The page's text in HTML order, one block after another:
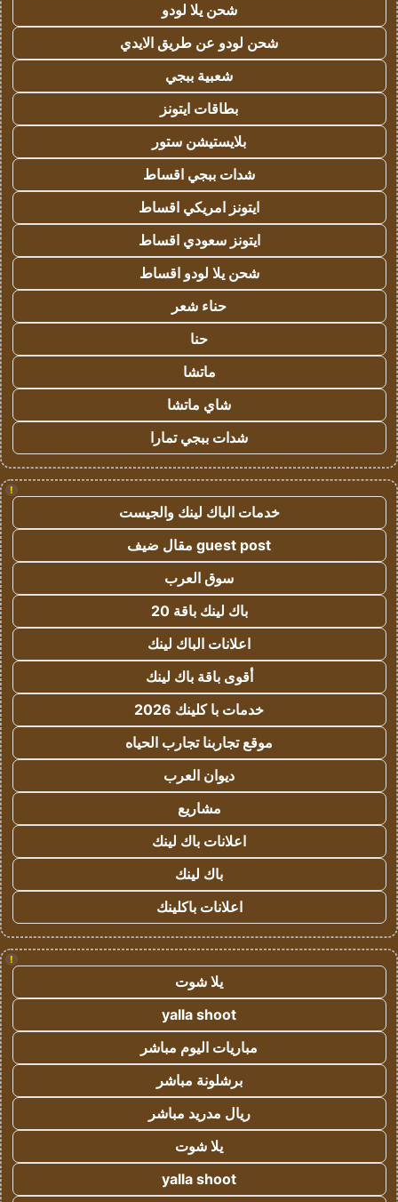
شحن يلا لودو
شحن لودو عن طريق الايدي
شعبية ببجي
بطاقات ايتونز
بلايستيشن ستور
شدات ببجي اقساط
ايتونز امريكي اقساط
ايتونز سعودي اقساط
شحن يلا لودو اقساط
حناء شعر
حنا
ماتشا
شاي ماتشا
شدات ببجي تمارا
!
خدمات الباك لينك والجيست
guest post مقال ضيف
سوق العرب
باك لينك باقة 20
اعلانات الباك لينك
أقوى باقة باك لينك
خدمات با كلينك 2026
موقع تجاربنا تجارب الحياه
ديوان العرب
مشاريع
اعلانات باك لينك
باك لينك
اعلانات باكلينك
!
يلا شوت
yalla shoot
مباريات اليوم مباشر
برشلونة مباشر
ريال مدريد مباشر
يلا شوت
yalla shoot